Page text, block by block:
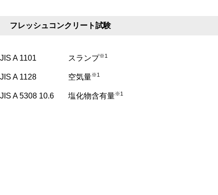
フレッシュコンクリート試験
JIS A 1101 スランプ※1
JIS A 1128 空気量※1
JIS A 5308 10.6 塩化物含有量※1